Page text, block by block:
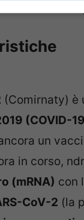
e
(Comirnaty) è
(COVID-
un
in corso,
(mRNA) con
CoV-2 (la